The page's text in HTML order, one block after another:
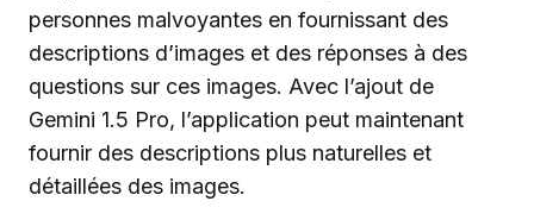
personnes malvoyantes en fournissant des
descriptions d’images et des réponses à des
questions sur ces images. Avec l’ajout de
Gemini 1.5 Pro, l’application peut maintenant
fournir des descriptions plus naturelles et
détaillées des images.